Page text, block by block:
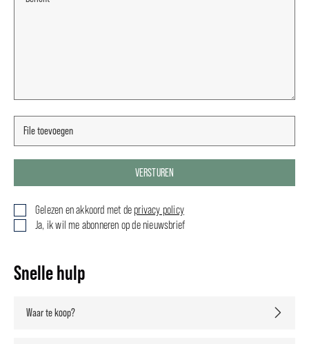
VERSTUREN
Gelezen en akkoord met de privacy policy
Ja, ik wil me abonneren op de nieuwsbrief
Snelle hulp
Waar te koop?